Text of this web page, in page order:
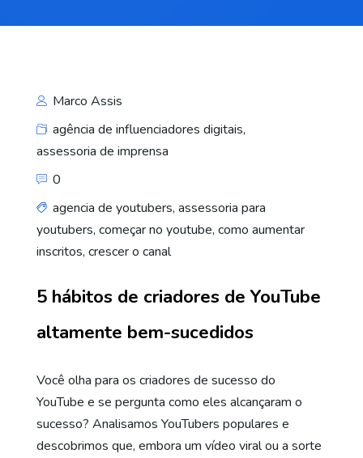
Marco Assis
agência de influenciadores digitais,
assessoria de imprensa
0
agencia de youtubers, assessoria para
youtubers, começar no youtube, como aumentar
inscritos, crescer o canal
5 hábitos de criadores de YouTube
altamente bem-sucedidos
Você olha para os criadores de sucesso do
YouTube e se pergunta como eles alcançaram o
sucesso? Analisamos YouTubers populares e
descobrimos que, embora um vídeo viral ou a sorte